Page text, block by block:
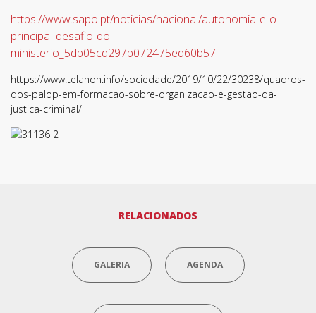
https://www.sapo.pt/noticias/nacional/autonomia-e-o-
principal-desafio-do-
ministerio_5db05cd297b072475ed60b57
https://www.telanon.info/sociedade/2019/10/22/30238/quadros-
dos-palop-em-formacao-sobre-organizacao-e-gestao-da-
justica-criminal/
RELACIONADOS
GALERIA AGENDA